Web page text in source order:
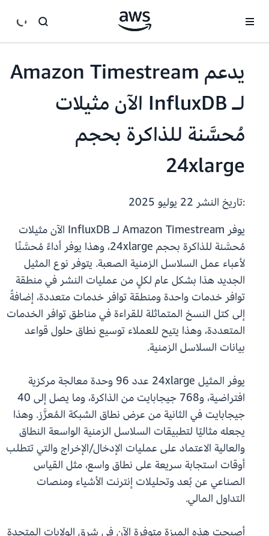
يدعم Amazon Timestream
لـ InfluxDB الآن مثيلات
مُحسَّنة للذاكرة بحجم
24xlarge
:تاريخ النشر
يوفر Amazon Timestream لـ InfluxDB الآن مثيلات
مُحسَّنة للذاكرة بحجم 24xlarge، وهذا يوفر أداءً مُحسَّنًا
لأعباء عمل السلاسل الزمنية الصعبة. يتوفر نوع المثيل
الجديد هذا بشكل عام لكلٍ من عمليات النشر في منطقة
توافر خدمات واحدة ومنطقة توافر خدمات متعددة، إضافةً
إلى كتل النسخ المتماثلة للقراءة في مناطق توافر الخدمات
المتعددة، وهذا يتيح للعملاء توسيع نطاق حلول قواعد
بيانات السلاسل الزمنية.
يوفر المثيل 24xlarge عدد 96 وحدة معالجة مركزية
افتراضية، و768 جيجابايت من الذاكرة، وما يصل إلى 40
جيجابايت في الثانية من عرض نطاق الشبكة المُعزَّز. وهذا
يجعله مثاليًا لتطبيقات السلاسل الزمنية الواسعة النطاق
والعالية الاعتماد على عمليات الإدخال/الإخراج والتي تتطلب
أوقات استجابة سريعة على نطاق واسع، مثل القياس
الصناعي عن بُعد وتحليلات إنترنت الأشياء ومنصات
التداول المالي.
أصبحت هذه الميزة متوفرة الآن في شرق الولايات المتحدة